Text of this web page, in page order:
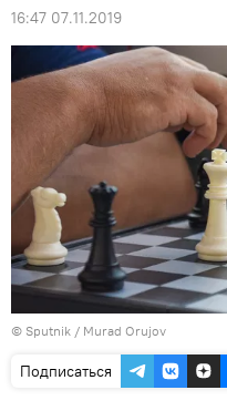
16:47 07.11.2019
© Sputnik / Murad Orujov
Подписаться